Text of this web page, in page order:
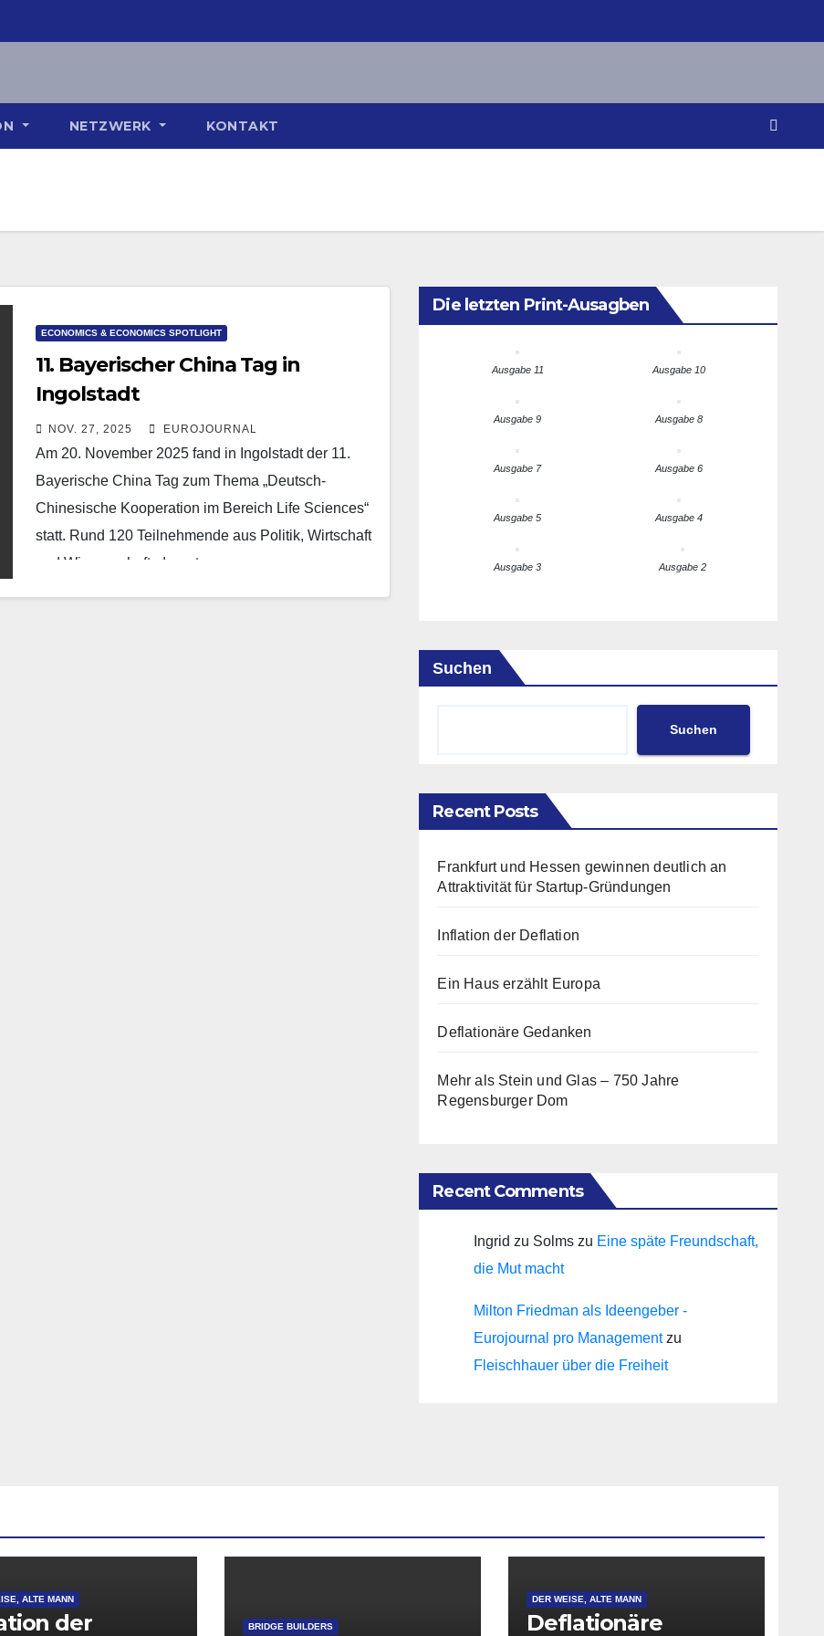
NETZWERK KONTAKT
ECONOMICS & ECONOMICS SPOTLIGHT
11. Bayerischer China Tag in
Ingolstadt
NOV. 27, 2025 EUROJOURNAL
Am 20. November 2025 fand in Ingolstadt der 11.
Bayerische China Tag zum Thema „Deutsch-
Chinesische Kooperation im Bereich Life Sciences“
statt. Rund 120 Teilnehmende aus Politik, Wirtschaft
und Wissenschaft, darunter…
Die letzten Print-Ausagben
Ausgabe 11 Ausgabe 10
Ausgabe 9 Ausgabe 8
Ausgabe 7 Ausgabe 6
Ausgabe 5 Ausgabe 4
Ausgabe 3 Ausgabe 2
Suchen
Suchen
Recent Posts
Frankfurt und Hessen gewinnen deutlich an
Attraktivität für Startup-Gründungen
Inflation der Deflation
Ein Haus erzählt Europa
Deflationäre Gedanken
Mehr als Stein und Glas – 750 Jahre
Regensburger Dom
Recent Comments
Ingrid zu Solms zu Eine späte Freundschaft,
die Mut macht
Milton Friedman als Ideengeber -
Eurojournal pro Managementzu
Fleischhauer über die Freiheit
ALTE MANN
der
BRIDGE BUILDERS
DER WEISE, ALTE MANN
Deflationäre